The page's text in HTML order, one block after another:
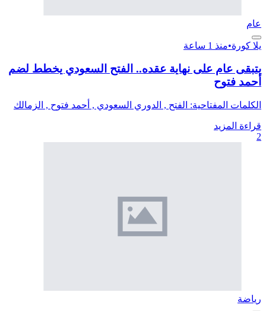
عام
يلا كورة•منذ 1 ساعة
يتبقى عام على نهاية عقده.. الفتح السعودي يخطط لضم
أحمد فتوح
الكلمات المفتاحية: الفتح , الدوري السعودي , أحمد فتوح , الزمالك
قراءة المزيد
2
رياضة